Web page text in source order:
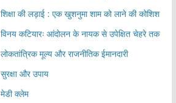
शिक्षा की लड़ाई : एक खुशनुमा शाम को लाने की कोशिश
विनय कटियारः आंदोलन के नायक से उपेक्षित चेहरे तक
लोकतांत्रिक मूल्य और राजनीतिक ईमानदारी
सुरक्षा और उपाय
मेडी क्लेम